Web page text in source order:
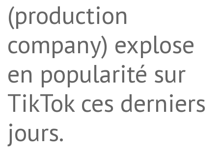
(production
company) explose
en popularité sur
TikTok ces derniers
jours.